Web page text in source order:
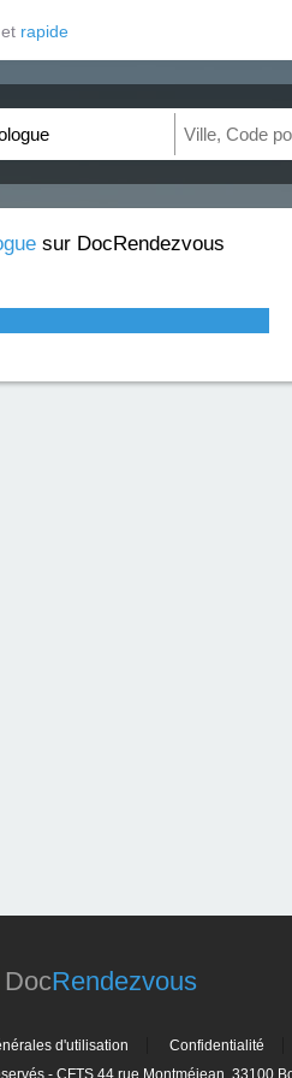
et rapide
sur DocRendezvous
DocRendezvous
d'utilisation Confidentialité
- CFTS 44 rue Montméjean, 33100